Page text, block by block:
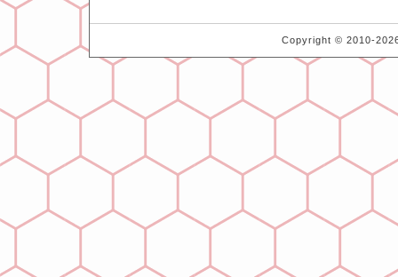
Copyright © 2010-